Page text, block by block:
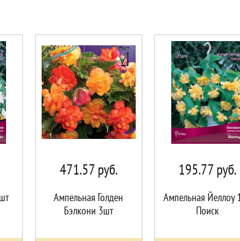
471.57руб.
Ампельная Голден
Бэлкони 3шт
195.77руб.
Ампельная Йеллоу
Поиск